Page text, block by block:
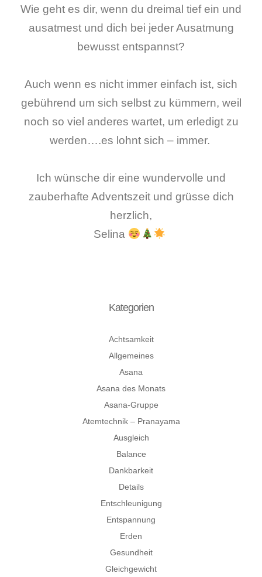
Wie geht es dir, wenn du dreimal tief ein und
ausatmest und dich bei jeder Ausatmung
bewusst entspannst?
Auch wenn es nicht immer einfach ist, sich
gebührend um sich selbst zu kümmern, weil
noch so viel anderes wartet, um erledigt zu
werden….es lohnt sich – immer.
Ich wünsche dir eine wundervolle und
zauberhafte Adventszeit und grüsse dich
herzlich,
Selina
Kategorien
Achtsamkeit
Allgemeines
Asana
Asana des Monats
Asana-Gruppe
Atemtechnik – Pranayama
Ausgleich
Balance
Dankbarkeit
Details
Entschleunigung
Entspannung
Erden
Gesundheit
Gleichgewicht